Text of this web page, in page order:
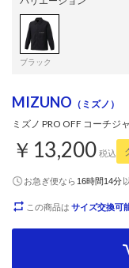
ブラック
MIZUNO （ミズノ）
ミズノ PRO OFF コーチジ
￥13,200 税込
お急ぎ便なら 16時間14分
この商品は サイズ交換可